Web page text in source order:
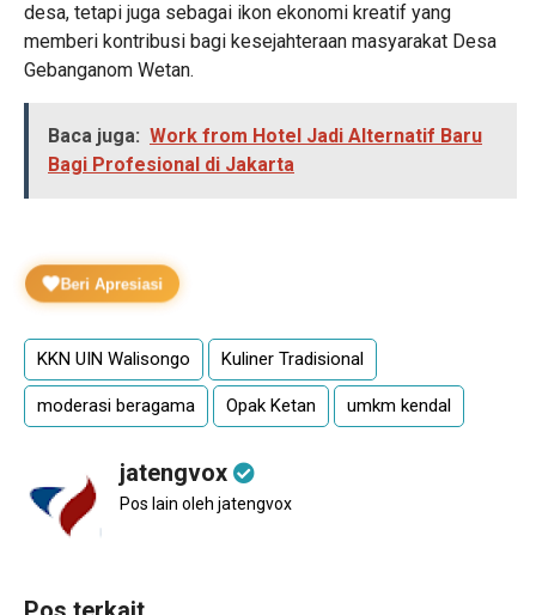
desa, tetapi juga sebagai ikon ekonomi kreatif yang
memberi kontribusi bagi kesejahteraan masyarakat Desa
Gebanganom Wetan.
Baca juga: Work from Hotel Jadi Alternatif Baru
Bagi Profesional di Jakarta
Beri Apresiasi
KKN UIN Walisongo Kuliner Tradisional
moderasi beragama Opak Ketan umkm kendal
jatengvox
Pos lain oleh jatengvox